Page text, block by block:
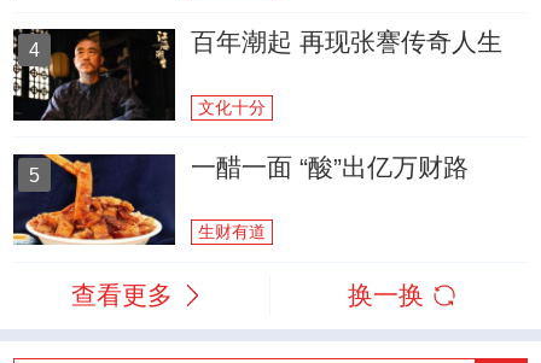
4 百年潮起 再现张謇传奇人生
文化十分
5 一醋一面 “酸”出亿万财路
生财有道
查看更多 换一换